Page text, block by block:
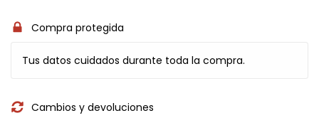
Compra protegida
Tus datos cuidados durante toda la compra.
Cambios y devoluciones